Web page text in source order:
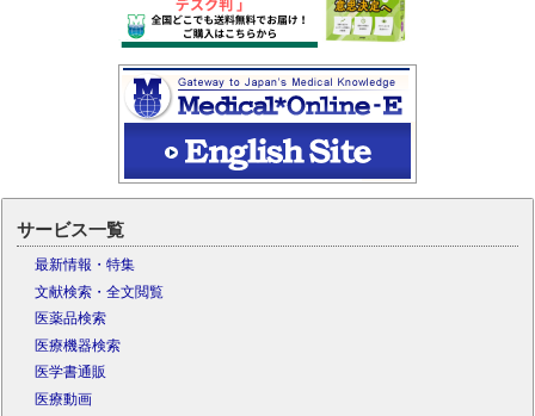
サービス一覧
最新情報・特集
文献検索・全文閲覧
医薬品検索
医療機器検索
医学書通販
医療動画